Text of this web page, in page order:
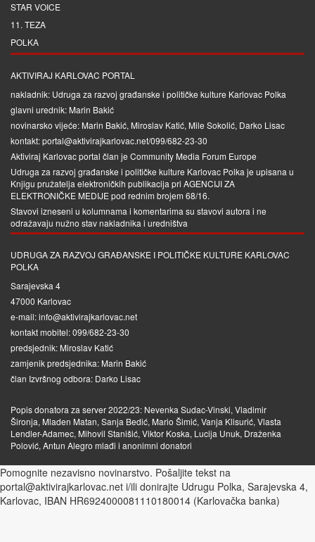
STAR VOICE
11. TEZA
POLKA
AKTIVIRAJ KARLOVAC PORTAL
nakladnik: Udruga za razvoj građanske i političke kulture Karlovac Polka
glavni urednik: Marin Bakić
novinarsko vijeće: Marin Bakić, Miroslav Katić, Mile Sokolić, Darko Lisac
kontakt: portal@aktivirajkarlovac.net/099/682-23-30
Aktiviraj Karlovac portal član je Community Media Forum Europe
Udruga za razvoj građanske i političke kulture Karlovac Polka je upisana u
Knjigu pružatelja elektroničkih publikacija pri AGENCIJI ZA
ELEKTRONIČKE MEDIJEpod rednim brojem 68/16.
Stavovi izneseni u kolumnama i komentarima su stavovi autora i ne
odražavaju nužno stav nakladnika i uredništva
UDRUGA ZA RAZVOJ GRAĐANSKE I POLITIČKE KULTURE KARLOVAC
POLKA
Sarajevska 4
47000 Karlovac
e-mail: info@aktivirajkarlovac.net
kontakt mobitel: 099/682-23-30
predsjednik: Miroslav Katić
zamjenik predsjednika: Marin Bakić
član Izvršnog odbora: Darko Lisac
Popis donatora za server 2022/23: Nevenka Sudac-Vinski, Vladimir
Šironja, Mladen Matan, Sanja Bedić, Mario Šimić, Vanja Klisurić, Vlasta
Lendler-Adamec, Mihovil Stanišić, Viktor Koska, Lucija Unuk, Draženka
Polović, Antun Alegro mlađi i anonimni donatori
Pomognite nezavisno novinarstvo. Pošaljite tekst na
portal@aktivirajkarlovac.net i/ili donirajte Udrugu Polka, Sarajevska 4,
Karlovac, IBAN HR6924000081110180014 (Karlovačka banka)